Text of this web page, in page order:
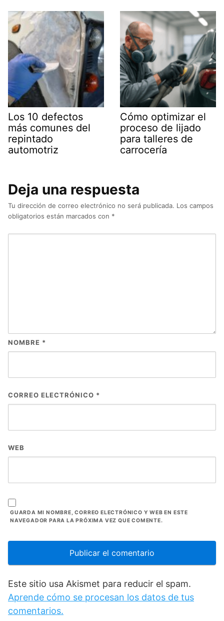
Los 10 defectos
más comunes del
repintado
automotriz
Cómo optimizar el
proceso de lijado
para talleres de
carrocería
Deja una respuesta
Tu dirección de correo electrónico no será publicada. Los campos
obligatorios están marcados con *
NOMBRE *
CORREO ELECTRÓNICO *
WEB
GUARDA MI NOMBRE, CORREO ELECTRÓNICO Y WEB EN ESTE
NAVEGADOR PARA LA PRÓXIMA VEZ QUE COMENTE.
Este sitio usa Akismet para reducir el spam.
Aprende cómo se procesan los datos de tus
comentarios.